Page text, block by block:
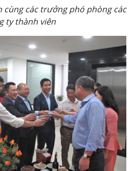
cùng các trưởng phó phòng các
ty thành viên